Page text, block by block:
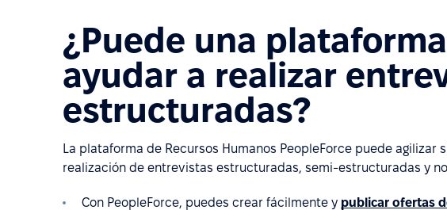
¿Puede una plataforma
ayudar a realizar
estructuradas?
La plataforma de Recursos Humanos PeopleForce puede
realización de entrevistas estructuradas, semi-estructuradas y
Con PeopleForce, puedes crear fácilmente y publicar ofertas